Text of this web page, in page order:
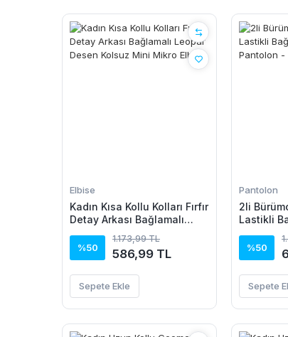
Elbise
Kadın Kısa Kollu Kolları Fırfır
Detay Arkası Bağlamalı
Mikro Elbise
%50
1.173,99 TL
586,99 TL
Sepete Ekle
Pantolon
2li
Lastikli
%50
Sepete